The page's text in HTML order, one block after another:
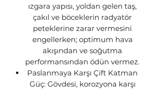
ızgara yapısı, yoldan gelen taş,
çakıl ve böceklerin radyatör
peteklerine zarar vermesini
engellerken; optimum hava
akışından ve soğutma
performansından ödün vermez.
Paslanmaya Karşı Çift Katman
Güç: Gövdesi, korozyona karşı